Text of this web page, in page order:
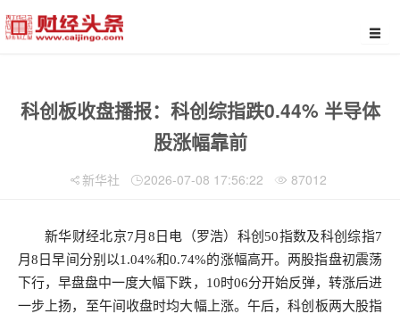
科创板收盘播报：科创综指跌0.44% 半导体
股涨幅靠前
新华社 2026-07-08 17:56:22 87012
新华财经北京7月8日电（罗浩）科创50指数及科创综指7
月8日早间分别以1.04%和0.74%的涨幅高开。两股指盘初震荡
下行，早盘盘中一度大幅下跌，10时06分开始反弹，转涨后进
一步上扬，至午间收盘时均大幅上涨。午后，科创板两大股指